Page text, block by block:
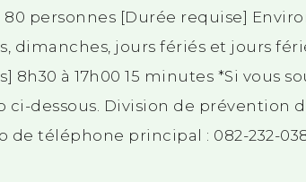
80 personnes [Durée requise]
dimanches, jours fériés et jours
8h30 à 17h00 15 minutes *Si vous
ci-dessous. Division de prévention
de téléphone principal : 082-232-